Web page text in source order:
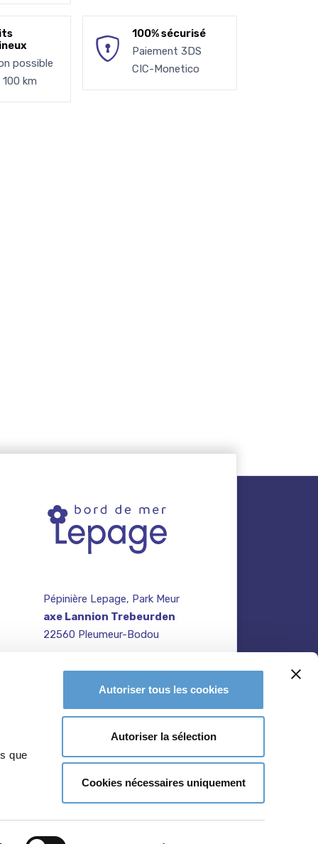
que
Autoriser tous les cookies
Autoriser la sélection
Cookies nécessaires uniquement
possible
km
100% sécurisé
Paiement 3DS
CIC-Monetico
Pépinière Lepage, Park Meur
axe Lannion Trebeurden
22560 Pleumeur-Bodou
bretagne.fr
02 96 47 27 64